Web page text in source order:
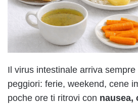
Il virus intestinale arriva
peggiori: ferie, weekend, cene
poche ore ti ritrovi con nausea,